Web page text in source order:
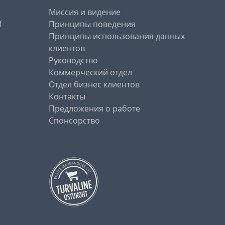
Миссия и видение
Принципы поведения
Принципы использования данных
клиентов
Руководство
Коммерческий отдел
Отдел бизнес клиентов
Контакты
Предложения о работе
Спонсорство